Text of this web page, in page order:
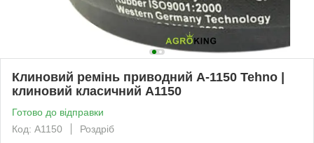
Клиновий ремінь приводний А-1150 Tehno |
клиновий класичний А1150
Готово до відправки
Код: А1150
Роздріб